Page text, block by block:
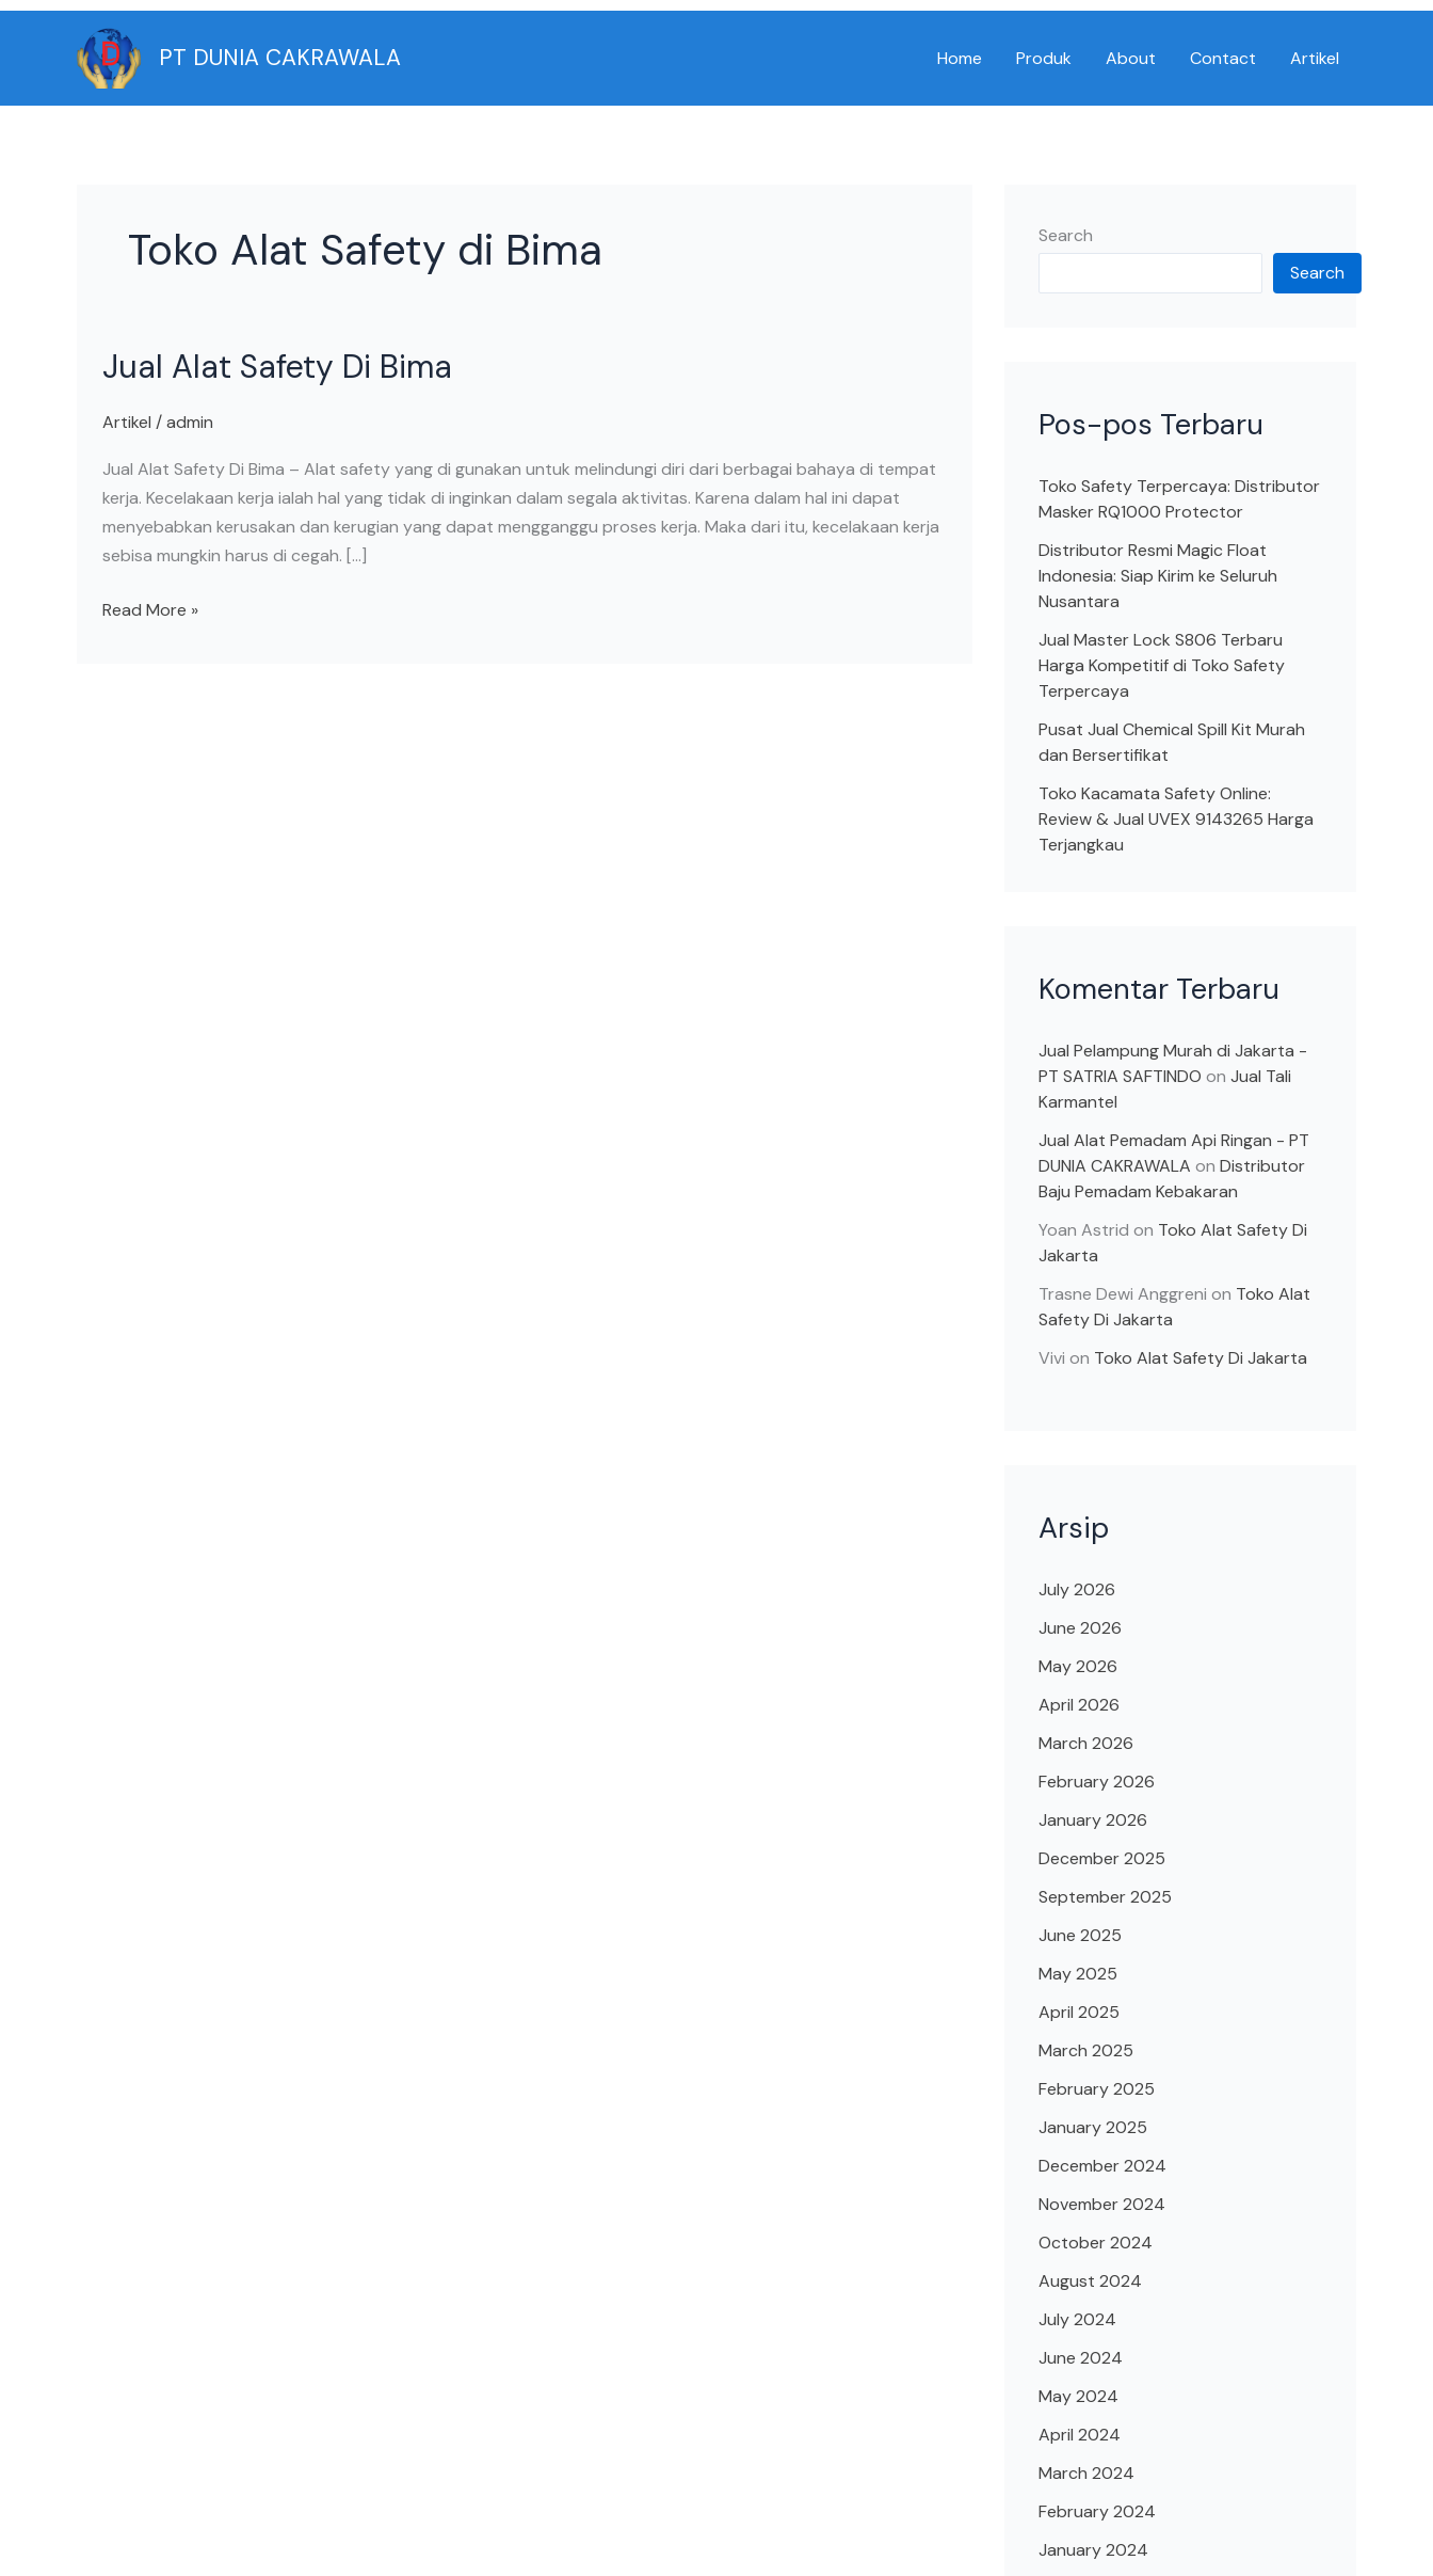
Skip
PT DUNIA CAKRAWALA Home Produk About Contact Artikel
Toko Alat Safety di Bima
Jual Alat Safety Di Bima
Artikel /admin
Jual Alat Safety Di Bima – Alat safety yang di gunakan untuk melindungi diri dari berbagai bahaya di tempat
kerja. Kecelakaan kerja ialah hal yang tidak di inginkan dalam segala aktivitas. Karena dalam hal ini dapat
menyebabkan kerusakan dan kerugian yang dapat mengganggu proses kerja. Maka dari itu, kecelakaan kerja
sebisa mungkin harus di cegah. […]
Alat
Di
Read More »
Search
Search
Pos-pos Terbaru
Toko Safety Terpercaya: Distributor
Masker RQ1000 Protector
Distributor Resmi Magic Float
Indonesia: Siap Kirim ke Seluruh
Nusantara
Jual Master Lock S806 Terbaru
Harga Kompetitif di Toko Safety
Terpercaya
Pusat Jual Chemical Spill Kit Murah
dan Bersertifikat
Toko Kacamata Safety Online:
Review & Jual UVEX 9143265 Harga
Terjangkau
Komentar Terbaru
Jual Pelampung Murah di Jakarta -
PT SATRIA SAFTINDO on Jual Tali
Karmantel
Jual Alat Pemadam Api Ringan - PT
DUNIA CAKRAWALA on Distributor
Baju Pemadam Kebakaran
Yoan Astrid on Toko Alat Safety Di
Jakarta
Trasne Dewi Anggreni on Toko Alat
Safety Di Jakarta
Vivi on Toko Alat Safety Di Jakarta
Arsip
July 2026
June 2026
May 2026
April 2026
March 2026
February 2026
January 2026
December 2025
September 2025
June 2025
May 2025
April 2025
March 2025
February 2025
January 2025
December 2024
November 2024
October 2024
August 2024
July 2024
June 2024
May 2024
April 2024
March 2024
February 2024
January 2024